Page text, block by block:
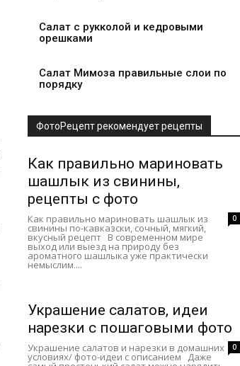
Салат с рукколой и кедровыми
орешками
Салат Мимоза правильные слои по
порядку
ФотоРецепт рекомендует рецепты
Как правильно мариновать
шашлык из свинины,
рецепты с фото
0
Как правильно мариновать шашлык из
свинины по-кавказски, сочный, мягкий,
вкусный рецепт В современном мире
выход или выезд на природу без
ароматного шашлыка уже практически
немыслим....
Украшение салатов, идеи
нарезки с пошаговыми фото
0
Украшение салатов и нарезки в домашних
условиях/ фото-идеи с описанием Даже